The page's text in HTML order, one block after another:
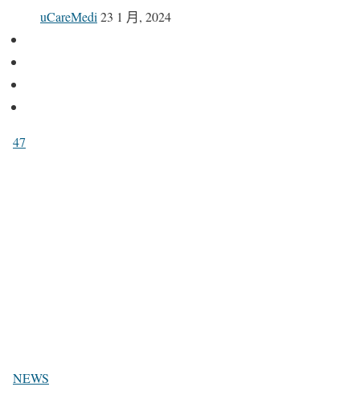
uCareMedi23 1 月, 2024
47
NEWS